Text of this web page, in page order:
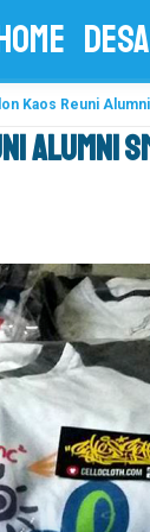
Kaos Reuni
Alumni